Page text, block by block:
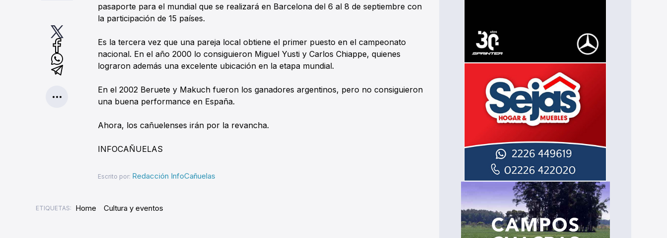
pasaporte para el mundial que se realizará en Barcelona del 6 al 8 de septiembre con
la participación de 15 países.
Es la tercera vez que una pareja local obtiene el primer puesto en el campeonato
nacional. En el año 2000 lo consiguieron Miguel Yusti y Carlos Chiappe, quienes
lograron además una excelente ubicación en la etapa mundial.
En el 2002 Beruete y Makuch fueron los ganadores argentinos, pero no consiguieron
una buena performance en España.
Ahora, los cañuelenses irán por la revancha.
INFOCAÑUELAS
Escrito por: Redacción InfoCañuelas
ETIQUETAS: Home Cultura y eventos